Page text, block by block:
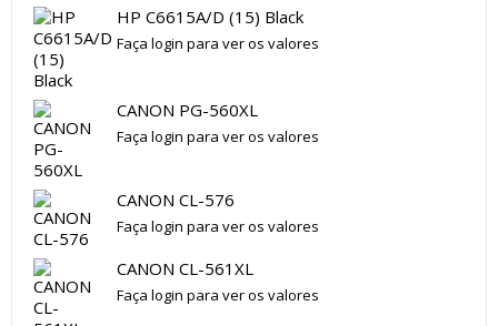
HP C6615A/D (15) Black
Faça login para ver os valores
CANON PG-560XL
Faça login para ver os valores
CANON CL-576
Faça login para ver os valores
CANON CL-561XL
Faça login para ver os valores